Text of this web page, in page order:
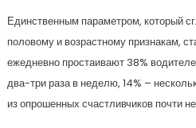
Единственным параметром, который
половому и возрастному признакам,
ежедневно простаивают 38%
два-три раза в неделю, 14% –
из опрошенных счастливчиков почти